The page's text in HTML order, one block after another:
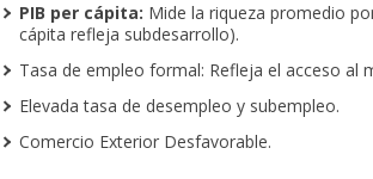
PIB per cápita: Mide la riqueza promedio
cápita refleja subdesarrollo).
Tasa de empleo formal: Refleja el acceso al
Elevada tasa de desempleo y subempleo.
Comercio Exterior Desfavorable.